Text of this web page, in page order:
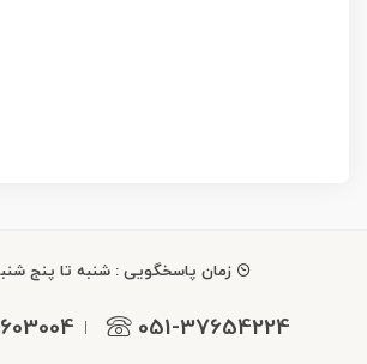
زمان پاسخگویی : شنبه تا پنج شنبه ، 9
051-37654224
|